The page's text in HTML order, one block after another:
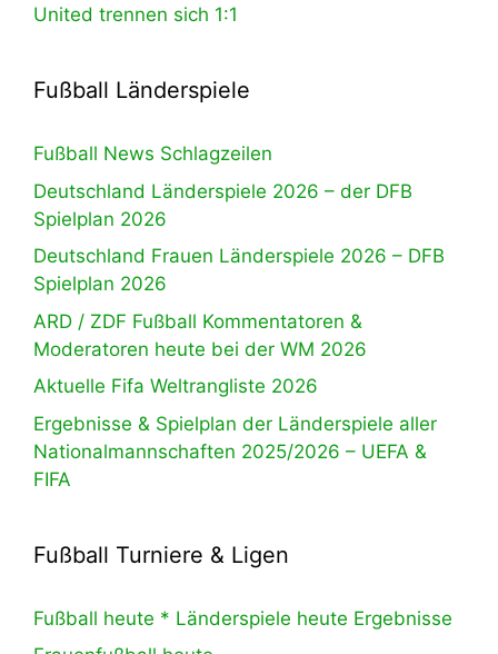
United trennen sich 1:1
Fußball Länderspiele
Fußball News Schlagzeilen
Deutschland Länderspiele 2026 – der DFB
Spielplan 2026
Deutschland Frauen Länderspiele 2026 – DFB
Spielplan 2026
ARD / ZDF Fußball Kommentatoren &
Moderatoren heute bei der WM 2026
Aktuelle Fifa Weltrangliste 2026
Ergebnisse & Spielplan der Länderspiele aller
Nationalmannschaften 2025/2026 – UEFA &
FIFA
Fußball Turniere & Ligen
Fußball heute * Länderspiele heute Ergebnisse